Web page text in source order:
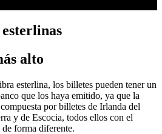
alto
esterlina, los billetes pueden tener un
que los haya emitido, ya que la
por billetes de Irlanda del
y de Escocia, todos ellos con el
forma diferente.